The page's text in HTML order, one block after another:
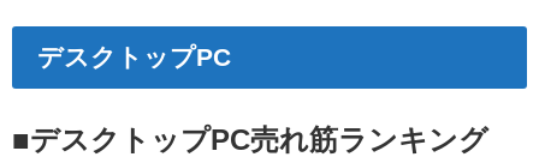
デスクトップPC
■デスクトップPC売れ筋ランキング